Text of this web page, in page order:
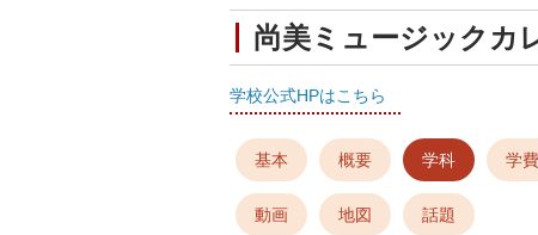
尚美ミュージックカ
学校公式HPはこちら
基本 概要 学科 学費
動画 地図 話題